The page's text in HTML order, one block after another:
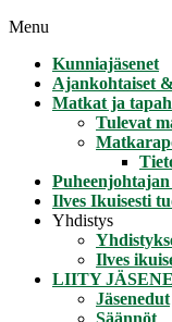
Menu
Kunniajäsenet
Ajankohtaiset
Matkat ja
Tulevat
Puheenjohtajan
Ilves Ikuisesti
Yhdistys
Ilves
LIITY
Jäsenedut
Säännöt